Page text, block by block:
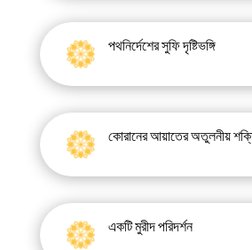
পথনির্দেশের সুফি দৃষ্টিভঙ্গি
কোরানের আয়াতের অতুলনীয়
একটি মুরীদ পরিদর্শন